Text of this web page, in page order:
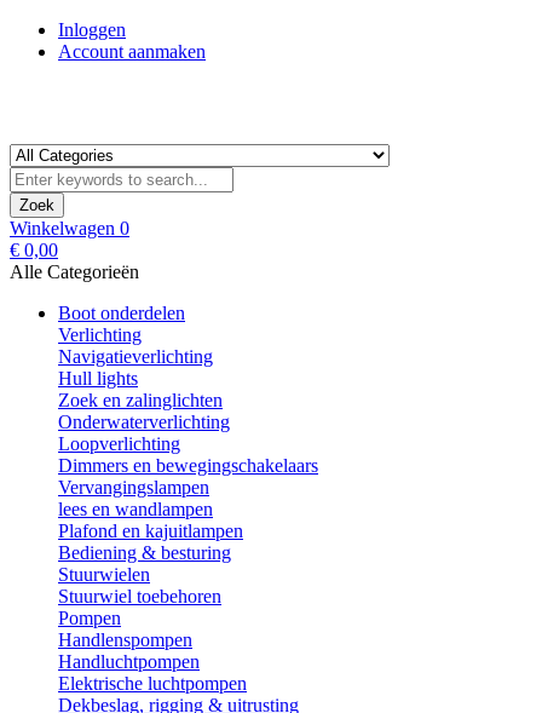
Inloggen
Account aanmaken
Zoek
Winkelwagen 0
€ 0,00
Alle Categorieën
Boot onderdelen
Verlichting
Navigatieverlichting
Hull lights
Zoek en zalinglichten
Onderwaterverlichting
Loopverlichting
Dimmers en bewegingschakelaars
Vervangingslampen
lees en wandlampen
Plafond en kajuitlampen
Bediening & besturing
Stuurwielen
Stuurwiel toebehoren
Pompen
Handlenspompen
Handluchtpompen
Elektrische luchtpompen
Dekbeslag, rigging & uitrusting